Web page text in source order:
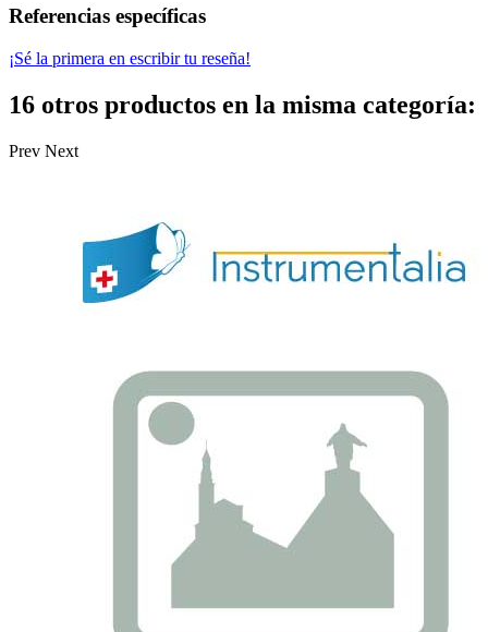
Referencias específicas
¡Sé la primera en escribir tu reseña!
16 otros productos en la misma categoría:
Prev Next